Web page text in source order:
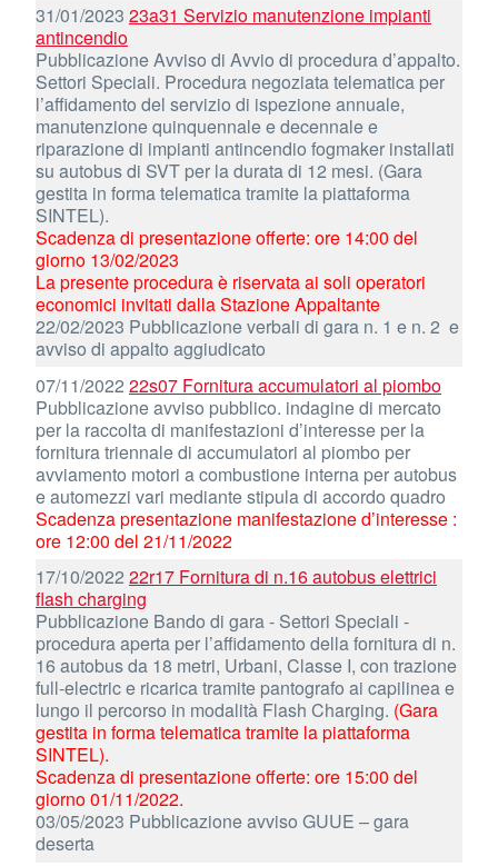
31/01/2023 23a31 Servizio manutenzione impianti
antincendio
Pubblicazione Avviso di Avvio di procedura d’appalto.
Settori Speciali. Procedura negoziata telematica per
l’affidamento del servizio di ispezione annuale,
manutenzione quinquennale e decennale e
riparazione di impianti antincendio fogmaker installati
su autobus di SVT per la durata di 12 mesi. (Gara
gestita in forma telematica tramite la piattaforma
SINTEL).
Scadenza di presentazione offerte: ore 14:00 del
giorno 13/02/2023
La presente procedura è riservata ai soli operatori
economici invitati dalla Stazione Appaltante
22/02/2023 Pubblicazione verbali di gara n. 1 e n. 2 e
avviso di appalto aggiudicato
07/11/2022 22s07 Fornitura accumulatori al piombo
Pubblicazione avviso pubblico. indagine di mercato
per la raccolta di manifestazioni d’interesse per la
fornitura triennale di accumulatori al piombo per
avviamento motori a combustione interna per autobus
e automezzi vari mediante stipula di accordo quadro
Scadenza presentazione manifestazione d’interesse :
ore 12:00 del 21/11/2022
17/10/2022 22r17 Fornitura di n.16 autobus elettrici
flash charging
Pubblicazione Bando di gara - Settori Speciali -
procedura aperta per l’affidamento della fornitura di n.
16 autobus da 18 metri, Urbani, Classe I, con trazione
full-electric e ricarica tramite pantografo ai capilinea e
lungo il percorso in modalità Flash Charging. (Gara
gestita in forma telematica tramite la piattaforma
SINTEL).
Scadenza di presentazione offerte: ore 15:00 del
giorno 01/11/2022.
03/05/2023 Pubblicazione avviso GUUE – gara
deserta